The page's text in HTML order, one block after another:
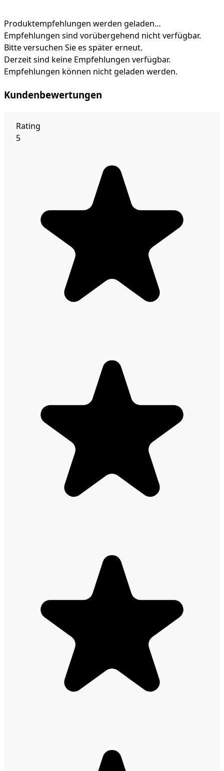
Produktempfehlungen werden geladen…
Empfehlungen sind vorübergehend nicht verfügbar.
Bitte versuchen Sie es später erneut.
Derzeit sind keine Empfehlungen verfügbar.
Empfehlungen können nicht geladen werden.
Kundenbewertungen
Rating
5